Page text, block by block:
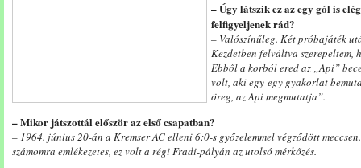
– Úgy látszik ez az egy gól is
felfigyeljenek rád?
– Valószínűleg. Két próbajáték
Kezdetben felváltva
Ebből a korból ered az „Api”
volt, aki egy-egy gyakorlat
öreg, az Api megmutatja”.
– Mikor játszottál először az első csapatban?
– 1964. június 20-án a Kremser AC elleni 6:0-s győzelemmel végződött
számomra emlékezetes, ez volt a régi Fradi-pályán az utolsó mérkőzés.